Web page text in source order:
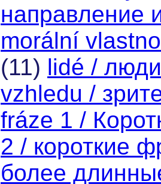
направление
morální
(11) lidé / люди
vzhledu /
fráze 1 /
2 / короткие
более